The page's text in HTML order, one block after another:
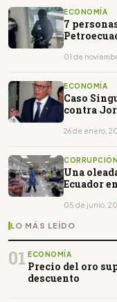
ECONOMÍA
7
01 de
ECONOMÍA
Caso
contra
26 de enero,
Una
Ecuador
05 de junio,
LO MÁS LEÍDO
01 ECONOMÍA
Precio del oro
descuento